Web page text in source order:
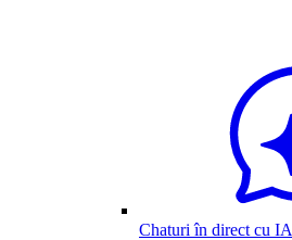
Chaturi în direct cu IA